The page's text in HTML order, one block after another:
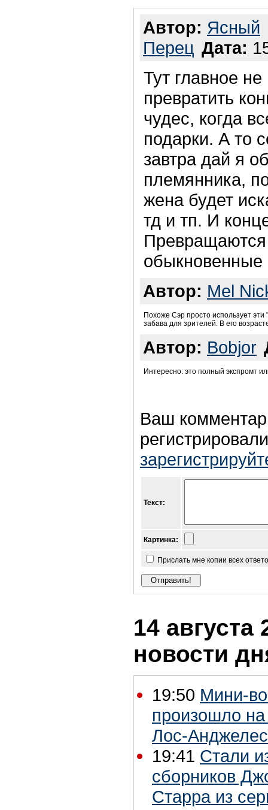
Автор: Ясный
Перец Дата:
Тут главное
превратить
чудес, когда
подарки. А то
завтра дай я
племянника,
жена будет
тд и тп. И
Автор: Mel
Похоже Сэр просто использует
забава для зрителей. В его
Автор: Bobjor
Интересно: это полный экспромт
Ваш
Текст:
Картинка:
Прислать мне копии всех
14 августа
новости
19:50 Мини-
произошло
Лос-
19:41 Стали
сборников
Старра из